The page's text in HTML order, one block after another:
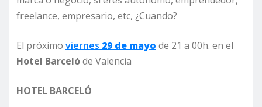
freelance, empresario, etc, ¿Cuando?
El próximo viernes 29 de mayo de 21 a 00h. en el
Hotel Barcelóde Valencia
HOTEL BARCELÓ